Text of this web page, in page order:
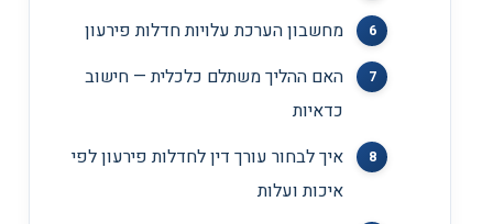
מחשבון הערכת עלויות חדלות פירעון
האם ההליך משתלם כלכלית — חישוב
כדאיות
איך לבחור עורך דין לחדלות פירעון לפי
איכות ועלות